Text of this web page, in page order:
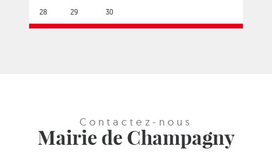
28 29 30
Contactez-nous
Mairie de Champagny